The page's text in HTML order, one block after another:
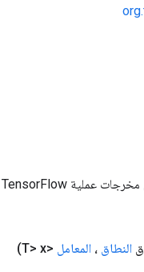
النطاق ، المعامل <T> x)